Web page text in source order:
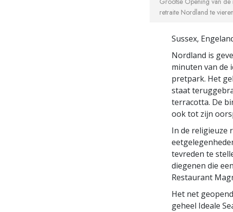
retraite Nordland te
Sussex,
Nordland is
minuten van de
pretpark. Het
staat
terracotta. De
ook tot zijn
In de religieuze
tevreden te
diegenen die
Restaurant
Het net
geheel Ideale